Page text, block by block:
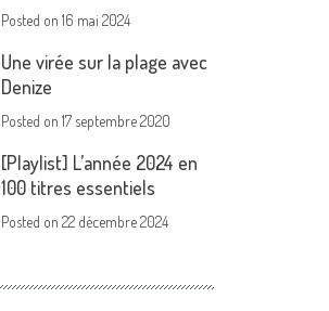
Posted on16 mai 2024
Une virée sur la plage avec
Denize
Posted on17 septembre 2020
[Playlist] L’année 2024 en
100 titres essentiels
Posted on22 décembre 2024